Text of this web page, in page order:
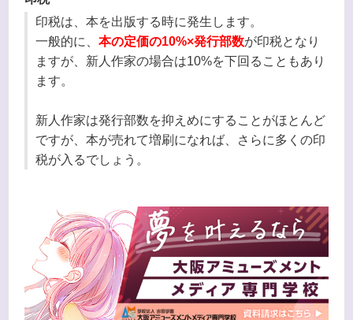
印税は、本を出版する時に発生します。
一般的に、 本の定価の10%×発行部数が印税となり
ますが、新人作家の場合は10%を下回ることもあり
ます。
新人作家は発行部数を抑えめにすることがほとんど
ですが、本が売れて増刷になれば、さらに多くの印
税が入るでしょう。